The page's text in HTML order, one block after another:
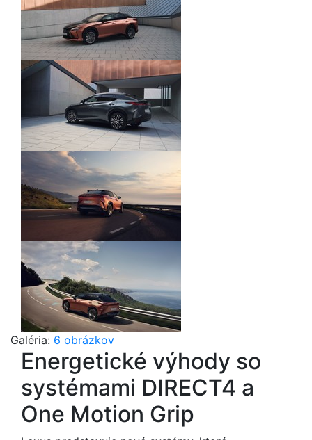
Galéria: 6 obrázkov
Energetické výhody so
systémami DIRECT4 a
One Motion Grip